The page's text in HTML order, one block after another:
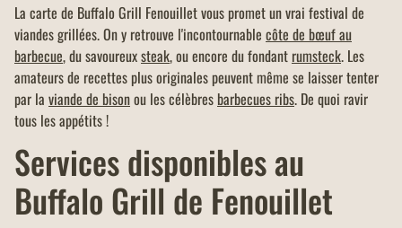
La carte de Buffalo Grill Fenouillet vous promet un vrai festival de
viandes grillées. On y retrouve l'incontournable côte de bœuf au
barbecue, du savoureuxsteak, ou encore du fondant rumsteck. Les
amateurs de recettes plus originales peuvent même se laisser tenter
par la viande de bisonou les célèbres barbecues ribs. De quoi ravir
tous les appétits !
Services disponibles au
Buffalo Grill de Fenouillet